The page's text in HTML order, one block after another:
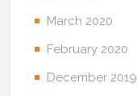
March 2020
February 2020
December 2019